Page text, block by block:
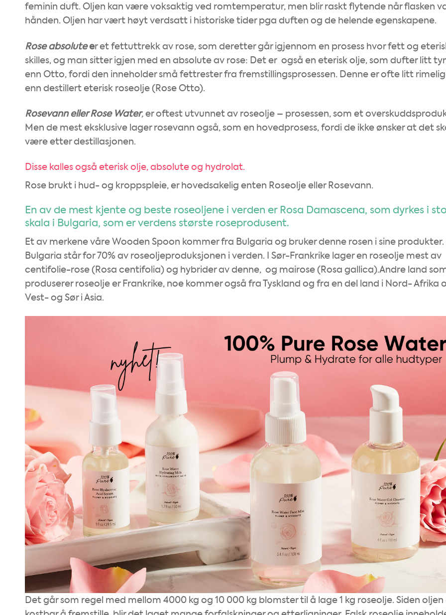
feminin duft. Oljen kan være voksaktig ved romtemperatur, men blir raskt flytende når flasken
hånden. Oljen har vært høyt verdsatt i historiske tider pga duften og de helende egenskapene.
Rose absoluteer et fettuttrekk av rose, som deretter går igjennom en prosess hvor fett og
skilles, og man sitter igjen med en absolute av rose: Det er også en eterisk olje, som dufter litt
enn Otto, fordi den inneholder små fettrester fra fremstillingsprosessen. Denne er ofte litt
enn destillert eterisk roseolje (Rose Otto).
Rosevann eller Rose Water,er oftest utvunnet av roseolje – prosessen, som et
Men de mest eksklusive lager rosevann også, som en hovedprosess, fordi de ikke ønsker at det
være etter destillasjonen.
Disse kalles også eterisk olje, absolute og hydrolat.
Rose brukt i hud- og kroppspleie, er hovedsakelig enten Roseolje eller Rosevann.
En av de mest kjente og beste roseoljene i verden er Rosa Damascena, som dyrkes i
skala i Bulgaria, som er verdens største roseprodusent.
Et av merkene våre Wooden Spoon kommer fra Bulgaria og bruker denne rosen i sine produkter.
Bulgaria står for 70% av roseoljeproduksjonen i verden. I Sør-Frankrike lager en roseolje mest av
centifolie-rose (Rosa centifolia) og hybrider av denne, og mairose (Rosa gallica).Andre land
produserer roseolje er Frankrike, noe kommer også fra Tyskland og fra en del land i Nord- Afrika
Vest- og Sør i Asia.
Det går som regel med mellom 4000 kg og 10 000 kg blomster til å lage 1 kg roseolje. Siden oljen